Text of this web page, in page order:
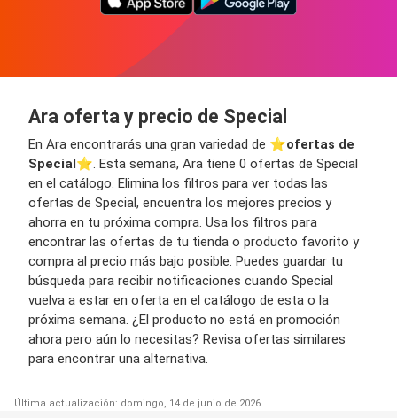
Ara oferta y precio de Special
En Ara encontrarás una gran variedad de ⭐️ofertas de
Special⭐️. Esta semana, Ara tiene 0 ofertas de Special
en el catálogo. Elimina los filtros para ver todas las
ofertas de Special, encuentra los mejores precios y
ahorra en tu próxima compra. Usa los filtros para
encontrar las ofertas de tu tienda o producto favorito y
compra al precio más bajo posible. Puedes guardar tu
búsqueda para recibir notificaciones cuando Special
vuelva a estar en oferta en el catálogo de esta o la
próxima semana. ¿El producto no está en promoción
ahora pero aún lo necesitas? Revisa ofertas similares
para encontrar una alternativa.
Última actualización: domingo, 14 de junio de 2026